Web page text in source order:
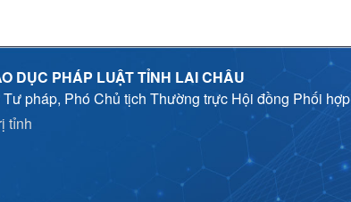
DỤC PHÁP LUẬT TỈNH LAI CHÂU
pháp, Phó Chủ tịch Thường trực Hội đồng Phối
tỉnh